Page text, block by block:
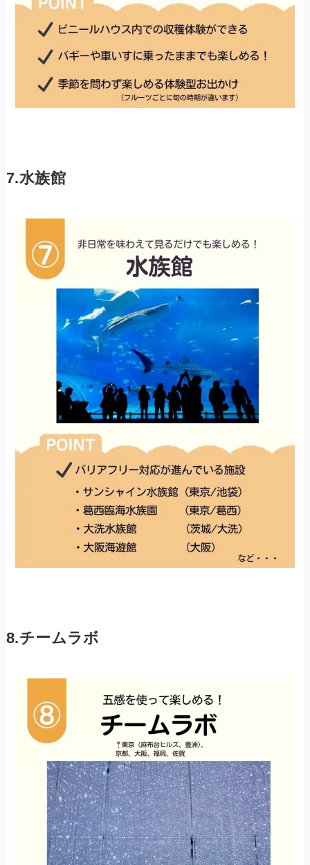
7.水族館
8.チームラボ